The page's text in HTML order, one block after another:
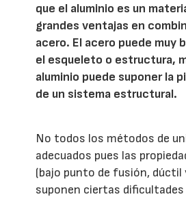
que el aluminio es un
grandes ventajas en
acero. El acero puede muy
el esqueleto o estructura,
aluminio puede suponer la
de un sistema estructural.
No todos los métodos de
adecuados pues las
(bajo punto de fusión, dúctil
suponen ciertas